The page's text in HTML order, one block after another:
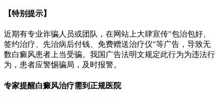
【特别提示】
近期有专业诈骗人员或团队，在网站上大肆宣传"包治包好、
签约治疗、先治病后付钱、免费赠送治疗仪"等广告，导致无
数白癜风患者上当受骗。我国广告法明文规定此行为为违法行
为，患者应警惕骗局，及时报警。
专家提醒白癜风治疗需到正规医院